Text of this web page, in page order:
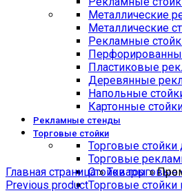
Металлические
Металлические
Рекламные
Пластиковые
Деревянные
Напольные
Картонные
Рекламные стенды
Торговые стойки
Торговые
Торговые
Стойки торговые
Торговые
Click to enlarge
Главная страница»Товары»
Previous product